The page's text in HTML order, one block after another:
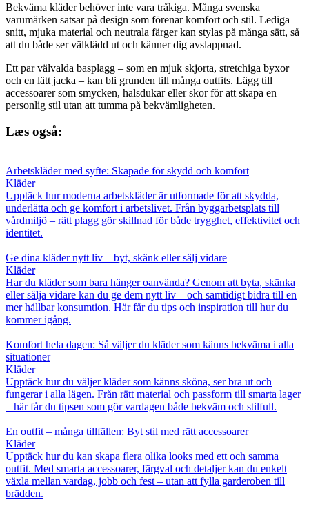
Bekväma kläder behöver inte vara tråkiga. Många svenska
varumärken satsar på design som förenar komfort och stil. Lediga
snitt, mjuka material och neutrala färger kan stylas på många sätt, så
att du både ser välklädd ut och känner dig avslappnad.
Ett par välvalda basplagg – som en mjuk skjorta, stretchiga byxor
och en lätt jacka – kan bli grunden till många outfits. Lägg till
accessoarer som smycken, halsdukar eller skor för att skapa en
personlig stil utan att tumma på bekvämligheten.
Læs også:
Arbetskläder med syfte: Skapade för skydd och komfort
Kläder
Upptäck hur moderna arbetskläder är utformade för att skydda,
underlätta och ge komfort i arbetslivet. Från byggarbetsplats till
vårdmiljö – rätt plagg gör skillnad för både trygghet, effektivitet och
identitet.
Ge dina kläder nytt liv – byt, skänk eller sälj vidare
Kläder
Har du kläder som bara hänger oanvända? Genom att byta, skänka
eller sälja vidare kan du ge dem nytt liv – och samtidigt bidra till en
mer hållbar konsumtion. Här får du tips och inspiration till hur du
kommer igång.
Komfort hela dagen: Så väljer du kläder som känns bekväma i alla
situationer
Kläder
Upptäck hur du väljer kläder som känns sköna, ser bra ut och
fungerar i alla lägen. Från rätt material och passform till smarta lager
– här får du tipsen som gör vardagen både bekväm och stilfull.
En outfit – många tillfällen: Byt stil med rätt accessoarer
Kläder
Upptäck hur du kan skapa flera olika looks med ett och samma
outfit. Med smarta accessoarer, färgval och detaljer kan du enkelt
växla mellan vardag, jobb och fest – utan att fylla garderoben till
brädden.